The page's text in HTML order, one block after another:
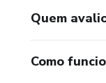
Quem
Como